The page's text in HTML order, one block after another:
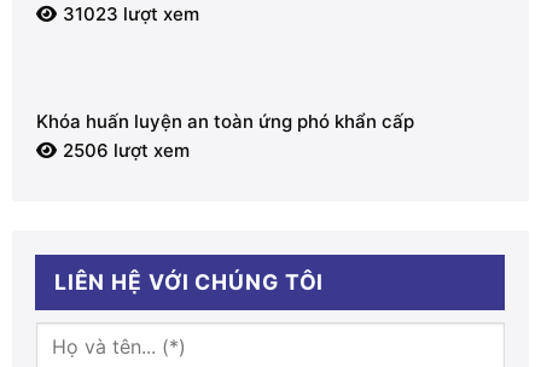
31023 lượt xem
Khóa huấn luyện an toàn ứng phó khẩn cấp
2506 lượt xem
LIÊN HỆ VỚI CHÚNG TÔI